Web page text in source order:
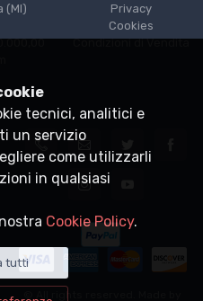
(MI)
Privacy
Cookies
Condizioni di Vendita
tecnici, analitici e
un servizio
come utilizzarli
in qualsiasi
Cookie Policy.
tutti